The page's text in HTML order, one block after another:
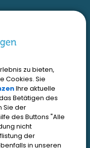
zu bieten,
Cookies. Sie
Ihre aktuelle
Betätigen des
Sie der
des Buttons "Alle
nicht
der
in unseren